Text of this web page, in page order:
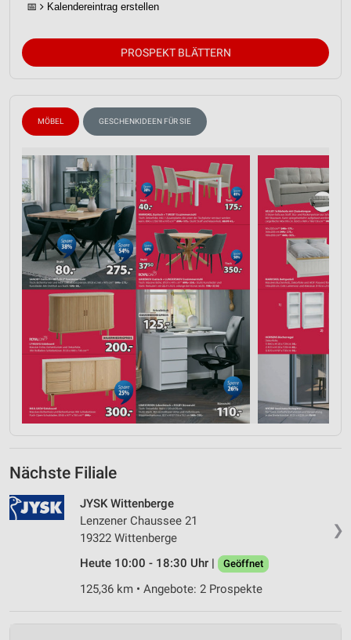
📅 Kalendereintrag erstellen
PROSPEKT BLÄTTERN
MÖBEL GESCHENKIDEEN FÜR SIE
Nächste Filiale
❯
JYSK Wittenberge
Lenzener Chaussee 21
19322 Wittenberge
Heute 10:00 - 18:30 Uhr |
Geöffnet
125,36 km • Angebote: 2 Prospekte